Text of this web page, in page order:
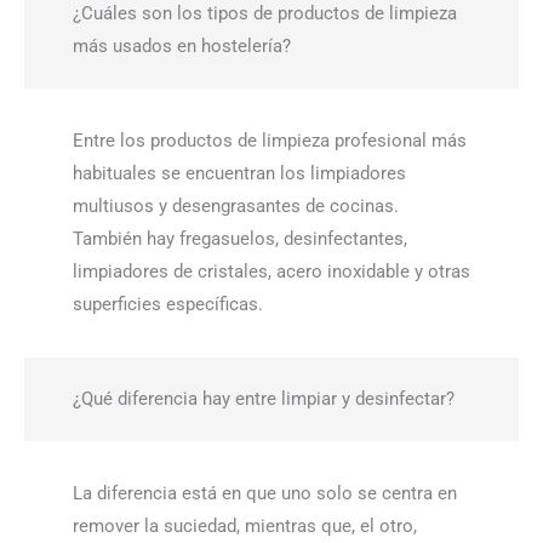
¿Cuáles son los tipos de productos de limpieza
más usados en hostelería?
Entre los productos de limpieza profesional más
habituales se encuentran los limpiadores
multiusos y desengrasantes de cocinas.
También hay fregasuelos, desinfectantes,
limpiadores de cristales, acero inoxidable y otras
superficies específicas.
¿Qué diferencia hay entre limpiar y desinfectar?
La diferencia está en que uno solo se centra en
remover la suciedad, mientras que, el otro,